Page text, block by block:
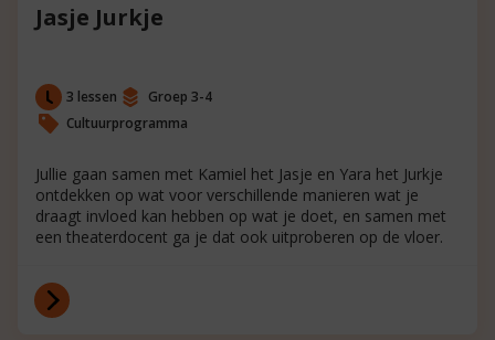
Jasje Jurkje
3 lessen
Groep 3-4
Cultuurprogramma
Jullie gaan samen met Kamiel het Jasje en Yara het Jurkje
ontdekken op wat voor verschillende manieren wat je
draagt invloed kan hebben op wat je doet, en samen met
een theaterdocent ga je dat ook uitproberen op de vloer.